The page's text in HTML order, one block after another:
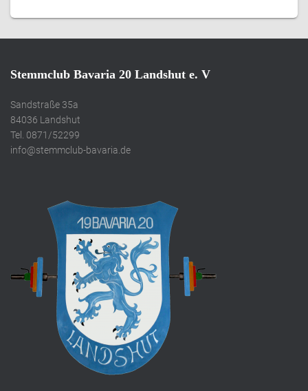
Stemmclub Bavaria 20 Landshut e. V
Sandstraße 35a
84036 Landshut
Tel. 0871/52299
info@stemmclub-bavaria.de